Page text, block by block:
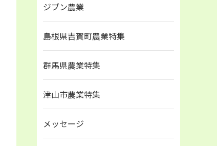
ジブン農業
島根県吉賀町農業特集
群馬県農業特集
津山市農業特集
メッセージ